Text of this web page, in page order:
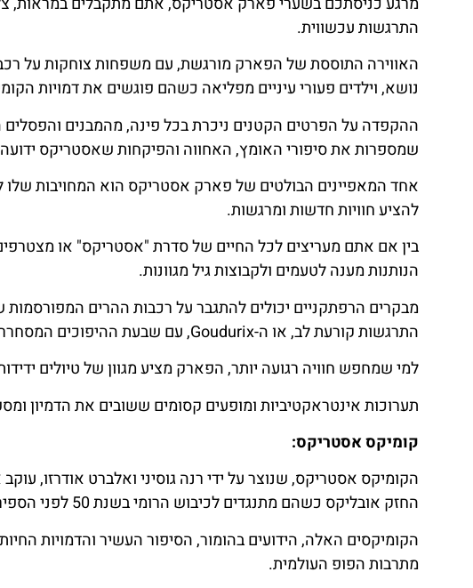
התרגשות עכשווית.
האווירה התוססת של הפארק מורגשת, עם משפחות צוחקות על
נושא, וילדים פעורי עיניים מפליאה כשהם פוגשים את דמויות
ההקפדה על הפרטים הקטנים ניכרת בכל פינה, מהמבנים והפסלים
שמספרות את סיפורי האומץ, האחווה והפיקחות שאסטריקס
אחד המאפיינים הבולטים של פארק אסטריקס הוא המחויבות
להציע חוויות חדשות ומרגשות.
בין אם אתם מעריצים לכל החיים של סדרת "אסטריקס" או
הנותנות מענה לטעמים ולקבוצות גיל מגוונות.
התרגשות קורעת לב, או ה-Goudurix, עם שבעת ההיפוכים המסחררים שלו.
למי שמחפש חוויה רגועה יותר, הפארק מציע מגוון של טיולים
תערוכות אינטראקטיביות ומופעים קסומים ששובים את הדמיון
קומיקס אסטריקס:
הקומיקס אסטריקס, שנוצר על ידי רנה גוסיני ואלברט אודרזו,
החזק אובליקס כשהם מתנגדים לכיבוש הרומי בשנת 50 לפני הספירה.
מתרבות הפופ העולמית.
השכרת
רכב
השוואת מחירים
פה!